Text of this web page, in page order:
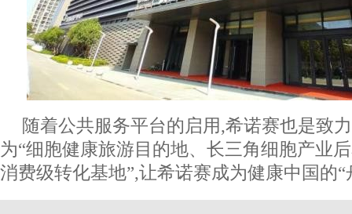
随着公共服务平台的启用,希诺赛也是致
为“细胞健康旅游目的地、长三角细胞产业
消费级转化基地”,让希诺赛成为健康中国的“